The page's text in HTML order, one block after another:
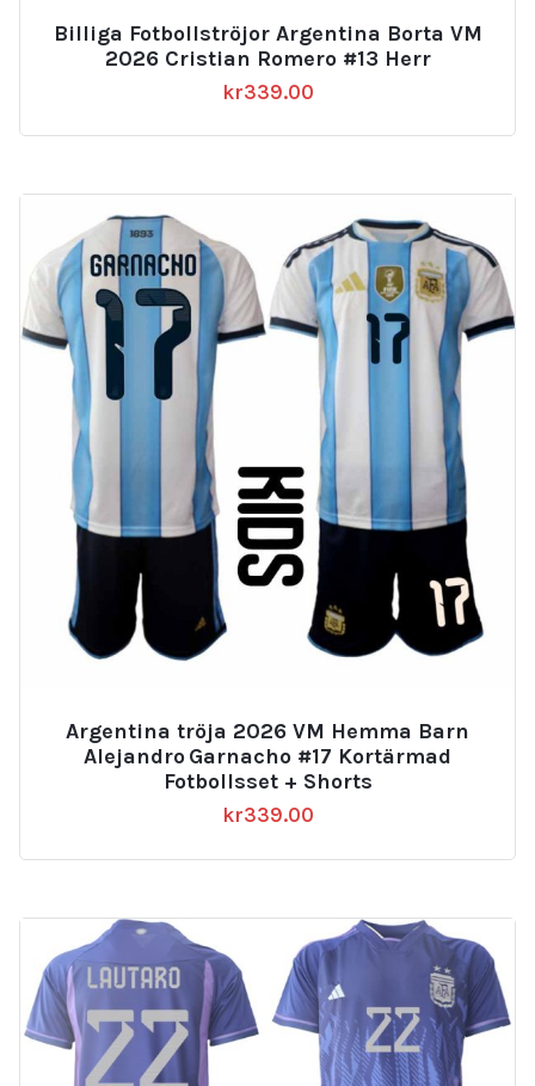
Billiga Fotbollströjor Argentina Borta VM
2026 Cristian Romero #13 Herr
kr339.00
Argentina tröja 2026 VM Hemma Barn
Alejandro Garnacho #17 Kortärmad
Fotbollsset + Shorts
kr339.00